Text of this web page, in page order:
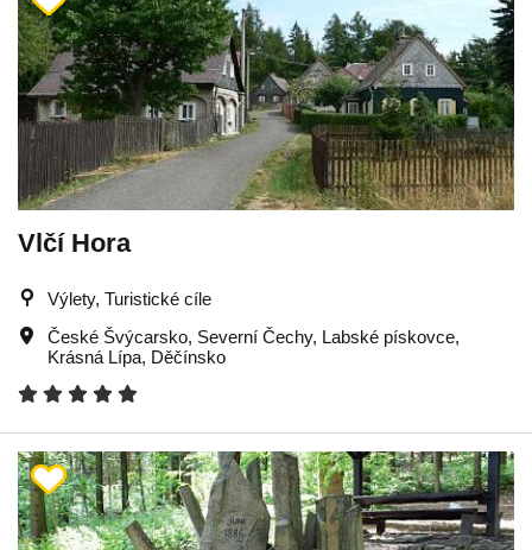
Vlčí Hora
Výlety, Turistické cíle
České Švýcarsko, Severní Čechy, Labské pískovce,
Krásná Lípa, Děčínsko